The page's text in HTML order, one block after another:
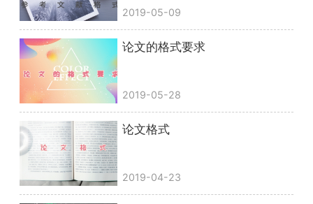
2019-05-09
论文的格式要求
2019-05-28
论文格式
2019-04-23